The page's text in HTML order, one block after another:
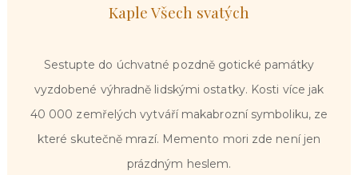
Kaple Všech svatých
Sestupte do úchvatné pozdně gotické památky
vyzdobené výhradně lidskými ostatky. Kosti více jak
40 000 zemřelých vytváří makabrozní symboliku, ze
které skutečně mrazí. Memento mori zde není jen
prázdným heslem.